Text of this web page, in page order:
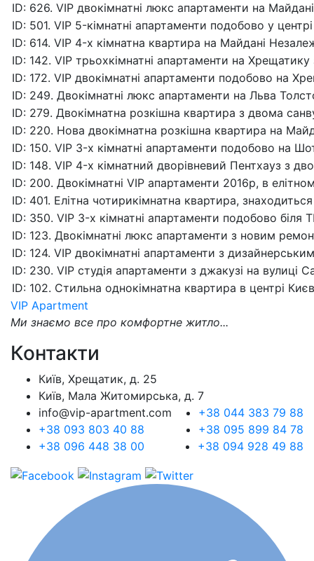
VIP Apartment
Ми знаємо все про комфортне житло...
Контакти
Київ, Хрещатик, д. 25
Київ, Мала Житомирська, д. 7
info@vip-apartment.com
+38 044 383 79 88
+38 093 803 40 88
+38 095 899 84 78
+38 096 448 38 00
+38 094 928 49 88